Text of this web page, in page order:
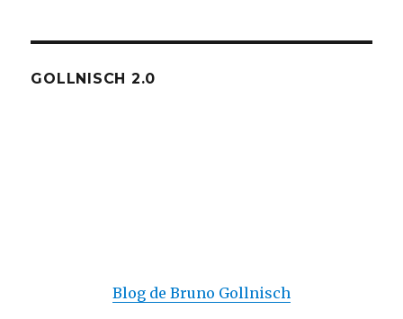
GOLLNISCH 2.0
Blog de Bruno Gollnisch